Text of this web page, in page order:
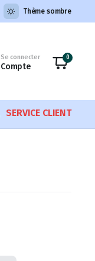
Thème sombre
Se connecter
Compte
0
SERVICE CLIENT